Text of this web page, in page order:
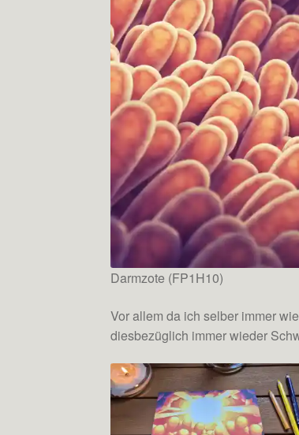
Darmzote (FP1H10)
Vor allem da ich selber immer
diesbezüglich immer wieder